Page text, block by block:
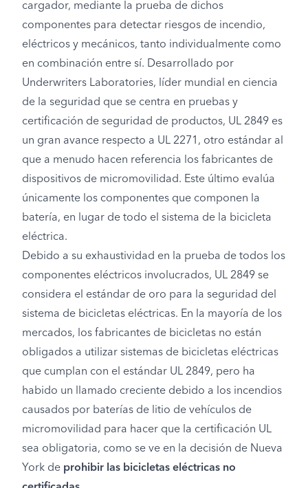
cargador, mediante la prueba de dichos
componentes para detectar riesgos de incendio,
eléctricos y mecánicos, tanto individualmente como
en combinación entre sí. Desarrollado por
Underwriters Laboratories, líder mundial en ciencia
de la seguridad que se centra en pruebas y
certificación de seguridad de productos, UL 2849 es
un gran avance respecto a UL 2271, otro estándar al
que a menudo hacen referencia los fabricantes de
dispositivos de micromovilidad. Este último evalúa
únicamente los componentes que componen la
batería, en lugar de todo el sistema de la bicicleta
eléctrica.
Debido a su exhaustividad en la prueba de todos los
componentes eléctricos involucrados, UL 2849 se
considera el estándar de oro para la seguridad del
sistema de bicicletas eléctricas. En la mayoría de los
mercados, los fabricantes de bicicletas no están
obligados a utilizar sistemas de bicicletas eléctricas
que cumplan con el estándar UL 2849, pero ha
habido un llamado creciente debido a los incendios
causados por baterías de litio de vehículos de
micromovilidad para hacer que la certificación UL
sea obligatoria, como se ve en la decisión de Nueva
York de prohibir las bicicletas eléctricas no